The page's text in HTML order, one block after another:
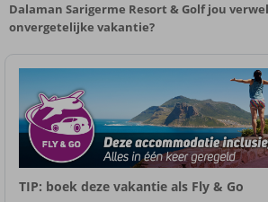
Dalaman Sarigerme Resort & Golf jou
onvergetelijke vakantie?
TIP: boek deze vakantie als Fly & Go